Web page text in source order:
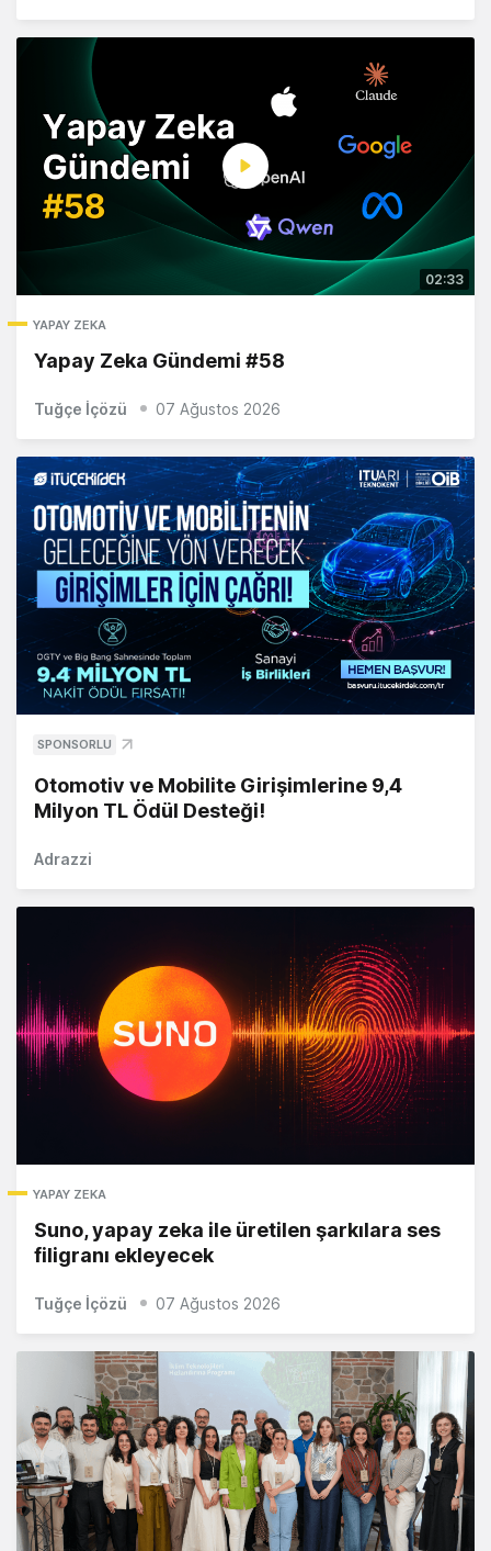
YAPAY ZEKA
Yapay Zeka Gündemi #58
02:33
Tuğçe İçözü 07 Ağustos 2026
SPONSORLU
Otomotiv ve Mobilite Girişimlerine 9,4
Milyon TL Ödül Desteği!
Adrazzi
YAPAY ZEKA
Suno, yapay zeka ile üretilen şarkılara ses
filigranı ekleyecek
Tuğçe İçözü 07 Ağustos 2026